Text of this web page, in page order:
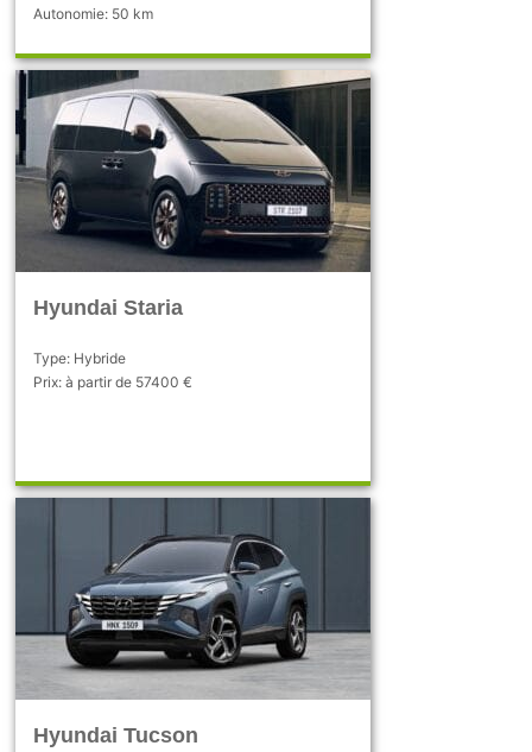
Autonomie: 50 km
Hyundai Staria
Type: Hybride
Prix: à partir de 57400 €
Hyundai Tucson